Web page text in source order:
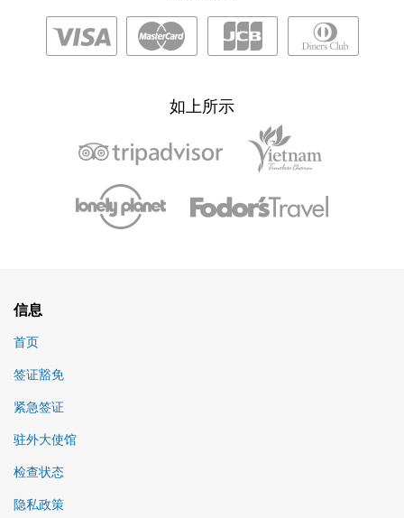
如上所示
信息
首页
签证豁免
紧急签证
驻外大使馆
检查状态
隐私政策